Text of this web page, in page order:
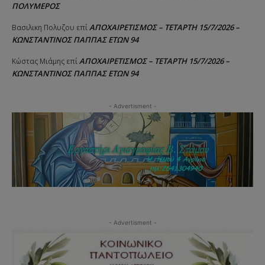
ΠΟΛΥΜΕΡΟΣ
Βασιλικη Πολυζου επί ΑΠΟΧΑΙΡΕΤΙΣΜΟΣ – ΤΕΤΑΡΤΗ 15/7/2026 –
ΚΩΝΣΤΑΝΤΙΝΟΣ ΠΑΠΠΑΣ ΕΤΩΝ 94
Κώστας Μιάμης επί ΑΠΟΧΑΙΡΕΤΙΣΜΟΣ – ΤΕΤΑΡΤΗ 15/7/2026 –
ΚΩΝΣΤΑΝΤΙΝΟΣ ΠΑΠΠΑΣ ΕΤΩΝ 94
- Advertisment -
- Advertisment -